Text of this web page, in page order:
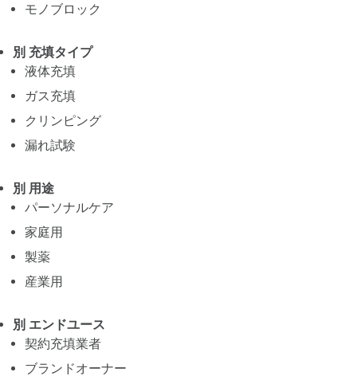
モノブロック
別 充填タイプ
液体充填
ガス充填
クリンピング
漏れ試験
別 用途
パーソナルケア
家庭用
製薬
産業用
別 エンドユース
契約充填業者
ブランドオーナー